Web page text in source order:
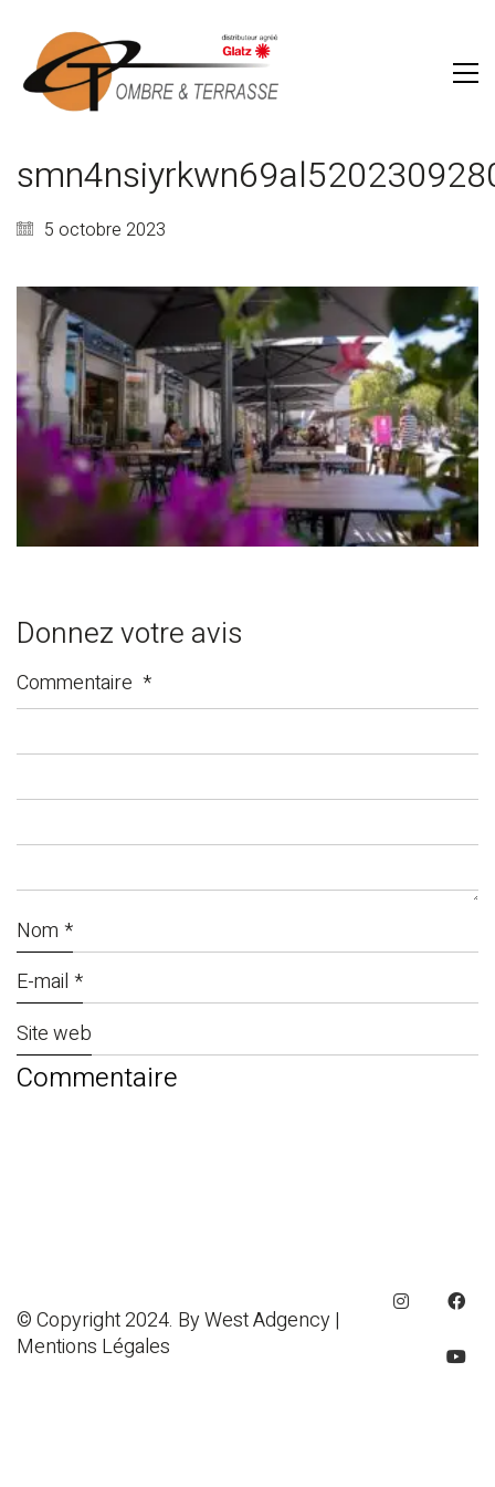
5 octobre 2023
Donnez votre avis
Commentaire *
Nom *
E-mail *
Site web
© Copyright 2024. ByWest Adgency|
Mentions Légales